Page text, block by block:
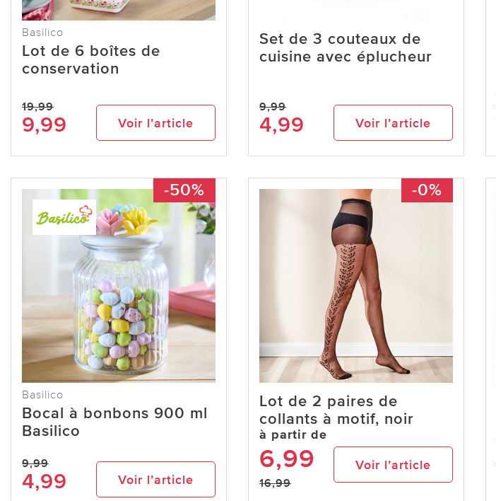
Basilico
Lot de 6 boîtes de
conservation
19,99
9,99 Voir l’article
Set de 3 couteaux de
cuisine avec éplucheur
9,99
4,99 Voir l’article
-50%
Basilico
Bocal à bonbons 900 ml
Basilico
9,99
4,99 Voir l’article
-0%
Lot de 2 paires de
collants à motif, noir
à partir de
6,99
16,99
Voir l’article